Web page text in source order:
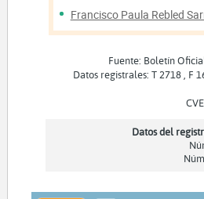
Francisco Paula Rebled
Fuente: Boletín
Datos registrales: T 2718 , F
Datos del